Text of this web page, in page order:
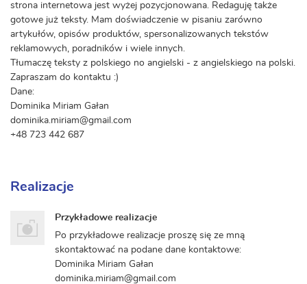
strona internetowa jest wyżej pozycjonowana. Redaguję także
gotowe już teksty. Mam doświadczenie w pisaniu zarówno
artykułów, opisów produktów, spersonalizowanych tekstów
reklamowych, poradników i wiele innych.
Tłumaczę teksty z polskiego no angielski - z angielskiego na polski.
Zapraszam do kontaktu :)
Dane:
Dominika Miriam Gałan
dominika.miriam@gmail.com
+48 723 442 687
Realizacje
Przykładowe realizacje
Po przykładowe realizacje proszę się ze mną
skontaktować na podane dane kontaktowe:
Dominika Miriam Gałan
dominika.miriam@gmail.com